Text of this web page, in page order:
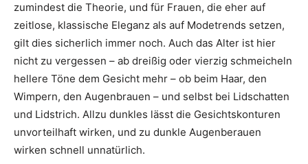
zumindest die Theorie, und für Frauen, die eher auf
zeitlose, klassische Eleganz als auf Modetrends setzen,
gilt dies sicherlich immer noch. Auch das Alter ist hier
nicht zu vergessen – ab dreißig oder vierzig schmeicheln
hellere Töne dem Gesicht mehr – ob beim Haar, den
Wimpern, den Augenbrauen – und selbst bei Lidschatten
und Lidstrich. Allzu dunkles lässt die Gesichtskonturen
unvorteilhaft wirken, und zu dunkle Augenberauen
wirken schnell unnatürlich.